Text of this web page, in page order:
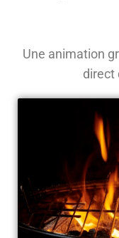
Une animation
direct